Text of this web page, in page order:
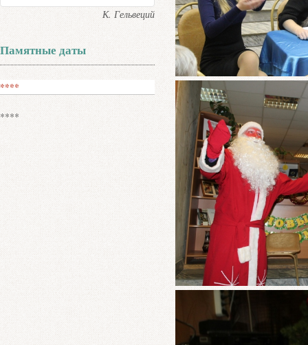
К. Гельвеций
Памятные даты
****
****